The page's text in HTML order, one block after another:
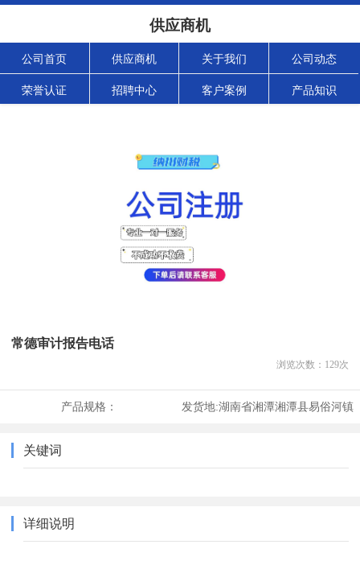
供应商机
公司首页 供应商机 关于我们 公司动态
荣誉认证 招聘中心 客户案例 产品知识
常德审计报告电话
浏览次数： 129次
产品规格： 发货地:湖南省湘潭湘潭县易俗河镇
关键词
详细说明